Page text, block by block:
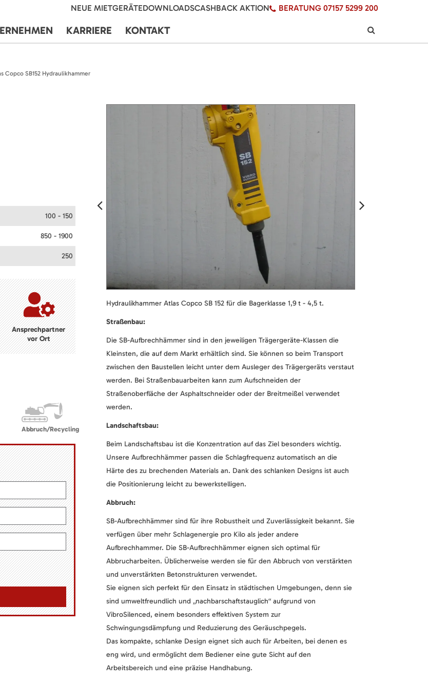
NEUE MIETGERÄTEDOWNLOADSCASHBACK AKTION BERATUNG 07157 5299 200
KARRIERE KONTAKT
Copco SB152 Hydraulikhammer
100 - 150
850 - 1900
250
Ansprechpartner
vor Ort
Abbruch/Recycling
Hydraulikhammer Atlas Copco SB 152 für die Bagerklasse 1,9 t - 4,5 t.
Straßenbau:
Die SB-Aufbrechhämmer sind in den jeweiligen Trägergeräte-Klassen die
Kleinsten, die auf dem Markt erhältlich sind. Sie können so beim Transport
zwischen den Baustellen leicht unter dem Ausleger des Trägergeräts verstaut
werden. Bei Straßenbauarbeiten kann zum Aufschneiden der
Straßenoberfläche der Asphaltschneider oder der Breitmeißel verwendet
werden.
Landschaftsbau:
Beim Landschaftsbau ist die Konzentration auf das Ziel besonders wichtig.
Unsere Aufbrechhämmer passen die Schlagfrequenz automatisch an die
Härte des zu brechenden Materials an. Dank des schlanken Designs ist auch
die Positionierung leicht zu bewerkstelligen.
Abbruch:
SB-Aufbrechhämmer sind für ihre Robustheit und Zuverlässigkeit bekannt. Sie
verfügen über mehr Schlagenergie pro Kilo als jeder andere
Aufbrechhammer. Die SB-Aufbrechhämmer eignen sich optimal für
Abbrucharbeiten. Üblicherweise werden sie für den Abbruch von verstärkten
und unverstärkten Betonstrukturen verwendet.
Sie eignen sich perfekt für den Einsatz in städtischen Umgebungen, denn sie
sind umweltfreundlich und „nachbarschaftstauglich“ aufgrund von
VibroSilenced, einem besonders effektiven System zur
Schwingungsdämpfung und Reduzierung des Geräuschpegels.
Das kompakte, schlanke Design eignet sich auch für Arbeiten, bei denen es
eng wird, und ermöglicht dem Bediener eine gute Sicht auf den
Arbeitsbereich und eine präzise Handhabung.